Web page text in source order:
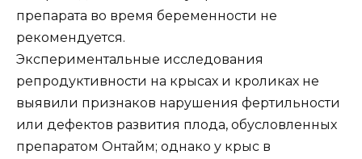
препарата во время беременности не
рекомендуется.
Экспериментальные исследования
репродуктивности на крысах и кроликах не
выявили признаков нарушения фертильности
или дефектов развития плода, обусловленных
препаратом Онтайм; однако у крыс в